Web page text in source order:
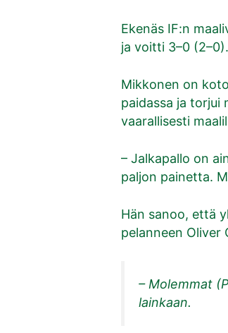
Ekenäs IF:n
ja voitti 3–0
Mikkonen on
paidassa ja torjui
vaarallisesti
– Jalkapallo on
paljon painetta.
Hän sanoo, että
pelanneen Oliver
– Molemmat
lainkaan.